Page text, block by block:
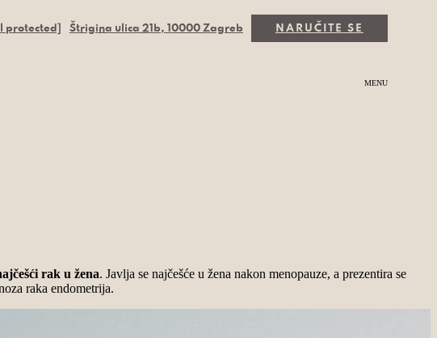
protected] Štrigina ulica 21b, 10000 Zagreb NARUČITE SE
MENU
rak u žena. Javlja se najčešće u žena nakon menopauze, a prezentira se
raka endometrija.